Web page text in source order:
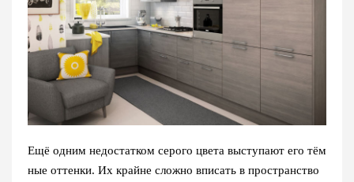
Ещё одним недостатком серого цвета выступают его тём
ные оттенки. Их крайне сложно вписать в пространство